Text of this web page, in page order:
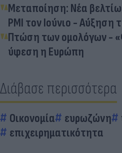
Μεταποίηση: Νέα
PMI τον Ιούνιο - Αύξηση
Πτώση των ομολόγων -
ύφεση η Ευρώπη
Διάβασε περισσότερα
Οικονομία ευρωζώνη
επιχειρηματικότητα